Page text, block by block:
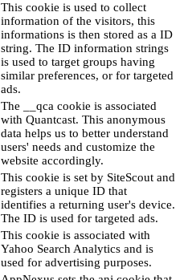
This cookie is used to collect
information of the visitors, this
informations is then stored as a ID
string. The ID information strings
is used to target groups having
similar preferences, or for targeted
ads.
The __qca cookie is associated
with Quantcast. This anonymous
data helps us to better understand
users' needs and customize the
website accordingly.
This cookie is set by SiteScout and
registers a unique ID that
identifies a returning user's device.
The ID is used for targeted ads.
This cookie is associated with
Yahoo Search Analytics and is
used for advertising purposes.